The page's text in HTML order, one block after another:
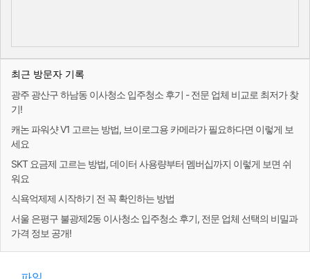
최근 방문자 기록
광주 광산구 하남동 이사청소 입주청소 후기 - 전문 업체 비교로 최저가 찾
기!
캐논 파워샷 V1 고르는 방법, 브이로그용 카메라가 필요하다면 이렇게 보
세요
SKT 요금제 고르는 방법, 데이터 사용량부터 멤버십까지 이렇게 보면 쉬
워요
식욕억제제 시작하기 전 꼭 확인하는 방법
서울 은평구 불광제2동 이사청소 입주청소 후기, 전문 업체 선택의 비밀과
가격 정보 공개!